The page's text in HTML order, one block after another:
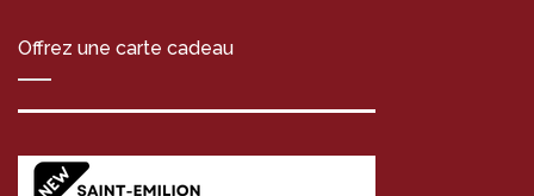
Offrez une carte cadeau